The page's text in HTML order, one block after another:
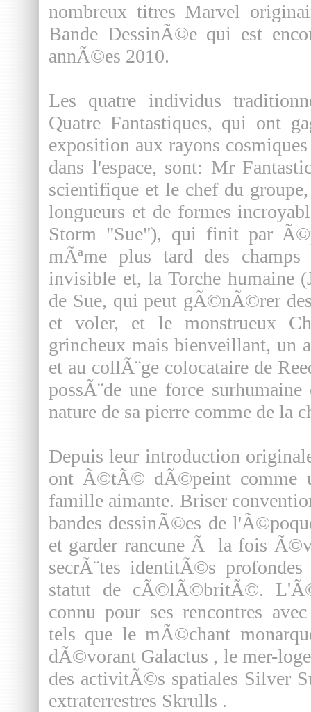
nombreux titres Marvel
Bande DessinÃ©e qui est
annÃ©es 2010.
Les quatre individus
Quatre Fantastiques, qui ont
exposition aux rayons
dans l'espace, sont: Mr
scientifique et le chef du
longueurs et de formes
Storm "Sue"), qui finit par
mÃªme plus tard des
invisible et, la Torche humaine
de Sue, qui peut gÃ©nÃ©rer
et voler, et le monstrueux
grincheux mais bienveillant, un
et au collÃ¨ge colocataire de
possÃ¨de une force
nature de sa pierre comme de la
Depuis leur introduction
ont Ã©tÃ© dÃ©peint comme
famille aimante. Briser
bandes dessinÃ©es de
et garder rancune Ã la fois
secrÃ¨tes identitÃ©s
statut de cÃ©lÃ©britÃ©.
connu pour ses rencontres
tels que le mÃ©chant
dÃ©vorant Galactus , le mer-
des activitÃ©s spatiales Silver
extraterrestres Skrulls .